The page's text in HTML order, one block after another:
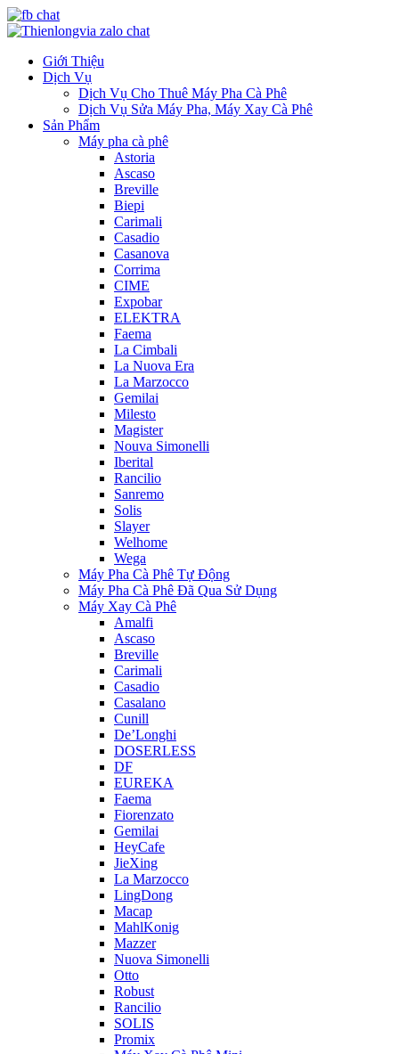
Giới Thiệu
Dịch Vụ
Dịch Vụ Cho Thuê Máy Pha Cà Phê
Dịch Vụ Sửa Máy Pha, Máy Xay Cà Phê
Sản Phẩm
Máy pha cà phê
Astoria
Ascaso
Breville
Biepi
Carimali
Casadio
Casanova
Corrima
CIME
Expobar
ELEKTRA
Faema
La Cimbali
La Nuova Era
La Marzocco
Gemilai
Milesto
Magister
Nouva Simonelli
Iberital
Rancilio
Sanremo
Solis
Slayer
Welhome
Wega
Máy Pha Cà Phê Tự Động
Máy Pha Cà Phê Đã Qua Sử Dụng
Máy Xay Cà Phê
Amalfi
Ascaso
Breville
Carimali
Casadio
Casalano
Cunill
De’Longhi
DOSERLESS
DF
EUREKA
Faema
Fiorenzato
Gemilai
HeyCafe
JieXing
La Marzocco
LingDong
Macap
MahlKonig
Mazzer
Nuova Simonelli
Otto
Robust
Rancilio
SOLIS
Promix